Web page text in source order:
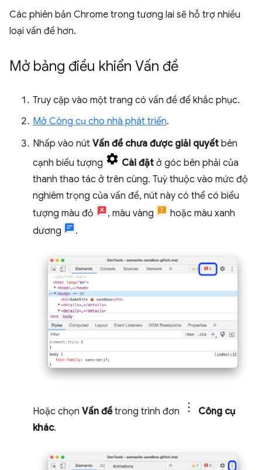
Các phiên bản Chrome trong tương lai sẽ hỗ trợ nhiều
loại vấn đề hơn.
Mở bảng điều khiển Vấn đề
Truy cập vào một trang có vấn đề để khắc phục.
Mở Công cụ cho nhà phát triển.
Nhấp vào nút Vấn đề chưa được giải quyết bên
cạnh biểu tượng
Cài đặt ở góc bên phải của
thanh thao tác ở trên cùng. Tuỳ thuộc vào mức độ
nghiêm trọng của vấn đề, nút này có thể có biểu
tượng màu đỏ
, màu vàng
hoặc màu xanh
dương
.
Hoặc chọn Vấn đềtrong trình đơn
Công cụ
khác.